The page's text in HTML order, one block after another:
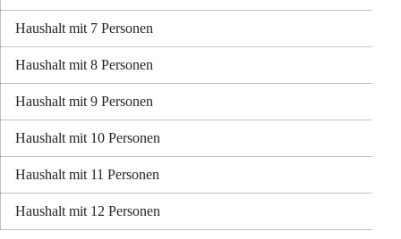
Haushalt mit 7 Personen
Haushalt mit 8 Personen
Haushalt mit 9 Personen
Haushalt mit 10 Personen
Haushalt mit 11 Personen
Haushalt mit 12 Personen